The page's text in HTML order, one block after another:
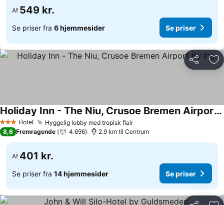
Af 549 kr.
Se priser fra 6 hjemmesider Se priser
Del
3 StjernerHotel Hyggelig lobby med tropisk flair
Holiday Inn - The Niu, Crusoe Bremen Airport By Ihg
8,6 Fremragende 4.696 2.9 km til Centrum
Af 401 kr.
Se priser fra 14 hjemmesider Se priser